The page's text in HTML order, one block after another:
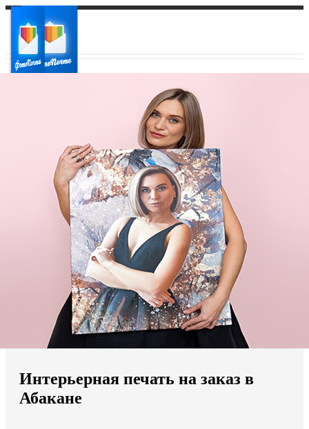
Ваш регион доставки
Выберите из списка:
Мы доставляем по всему миру
Продолжить без города
Интерьерная печать на заказ в
Абакане